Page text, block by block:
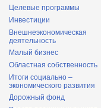
Целевые программы
Инвестиции
Внешнеэкономическая
деятельность
Малый бизнес
Областная собственность
Итоги социально –
экономического развития
Дорожный фонд